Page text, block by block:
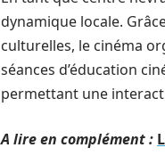
dynamique locale.
culturelles, le cinéma
séances d’éducation
permettant une
A lire en complément :